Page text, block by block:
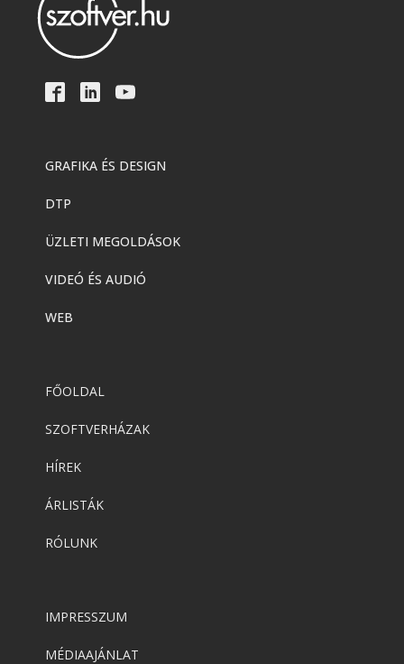
GRAFIKA ÉS DESIGN
DTP
ÜZLETI MEGOLDÁSOK
VIDEÓ ÉS AUDIÓ
WEB
FŐOLDAL
SZOFTVERHÁZAK
HÍREK
ÁRLISTÁK
RÓLUNK
IMPRESSZUM
MÉDIAAJÁNLAT